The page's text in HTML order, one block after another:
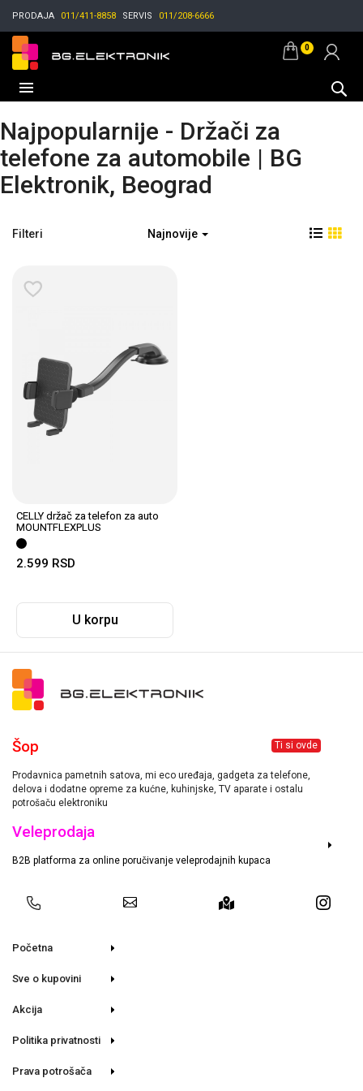
PRODAJA 011/411-8858 SERVIS 011/208-6666
0
Najpopularnije - Držači za
telefone za automobile | BG
Elektronik, Beograd
Filteri Najnovije
CELLY držač za telefon za auto
MOUNTFLEXPLUS
2.599 RSD
U korpu
Ti si ovde
Šop
Prodavnica pametnih satova, mi eco uređaja, gadgeta za telefone,
delova i dodatne opreme za kućne, kuhinjske, TV aparate i ostalu
potrošaču elektroniku
Veleprodaja
B2B platforma za online poručivanje veleprodajnih kupaca
Početna
Sve o kupovini
Akcija
Politika privatnosti
Prava potrošača